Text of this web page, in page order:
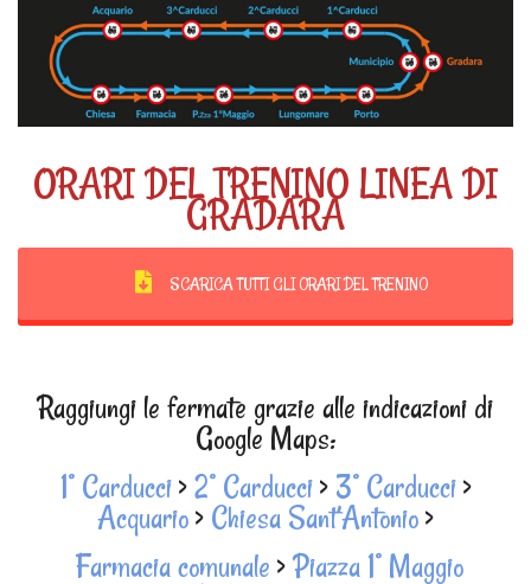
ORARI DEL TRENINO LINEA DI
GRADARA
SCARICA TUTTI GLI ORARI DEL TRENINO
Raggiungi le fermate grazie alle indicazioni di
Google Maps:
1° Carducci>2° Carducci> 3° Carducci>
Acquario> Chiesa Sant’Antonio>
Farmacia comunale >Piazza 1° Maggio